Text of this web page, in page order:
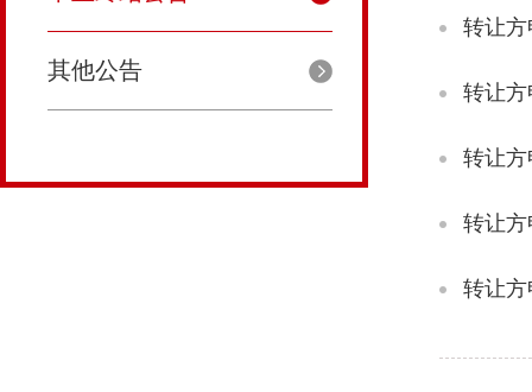
其他公告
转让方
转让方
转让方
转让方
转让方